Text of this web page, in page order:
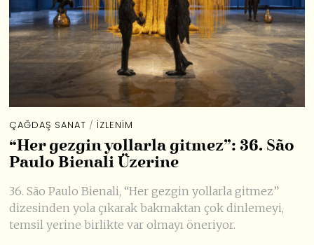
ÇAĞDAŞ SANAT / İZLENIM
“Her gezgin yollarla gitmez”: 36. São
Paulo Bienali Üzerine
36. São Paulo Bienali, “Her gezgin yollarla gitmez”
dizesinden yola çıkarak bakmaktan çok dinlemeyi,
temsil yerine birlikte var olmayı öneriyor.